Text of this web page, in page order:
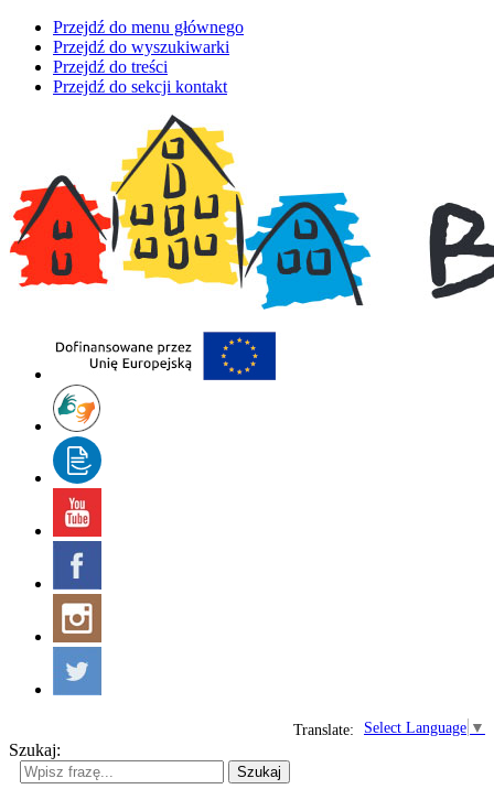
Przejdź do menu głównego
Przejdź do wyszukiwarki
Przejdź do treści
Przejdź do sekcji kontakt
Select Language ▼
Translate:
Szukaj:
Szukaj